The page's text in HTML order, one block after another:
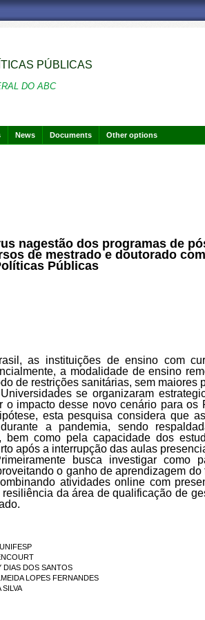
PÚBLICAS
DO ABC
News Documents Other options
nagestão dos programas de
de mestrado e doutorado
Públicas
as instituições de ensino com
a modalidade de ensino
de restrições sanitárias, sem maiores
se organizaram
impacto desse novo cenário para os
esta pesquisa considera que
a pandemia, sendo
bem como pela capacidade dos
após a interrupção das aulas
busca investigar como
o ganho de aprendizagem
atividades online com
da área de qualificação de
DIAS DOS SANTOS
LOPES FERNANDES